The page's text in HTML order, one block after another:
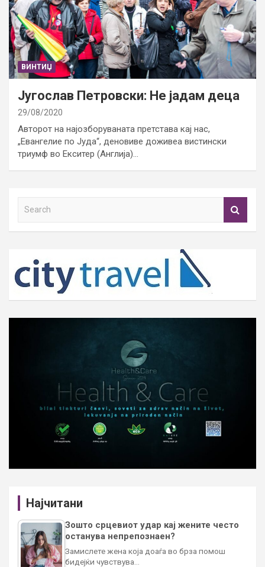
ВИНТИЏ
Југослав Петровски: Не јадам деца
29/08/2020
Авторот на најозборуваната претстава кај нас,
„Евангелие по Јуда“, деновиве доживеа вистински
триумф во Екситер (Англија)…
h
Најчитани
Зошто срцевиот удар кај жените често
останува непрепознаен?
Замислете жена која доаѓа во брза помош
бидејќи чувствува…